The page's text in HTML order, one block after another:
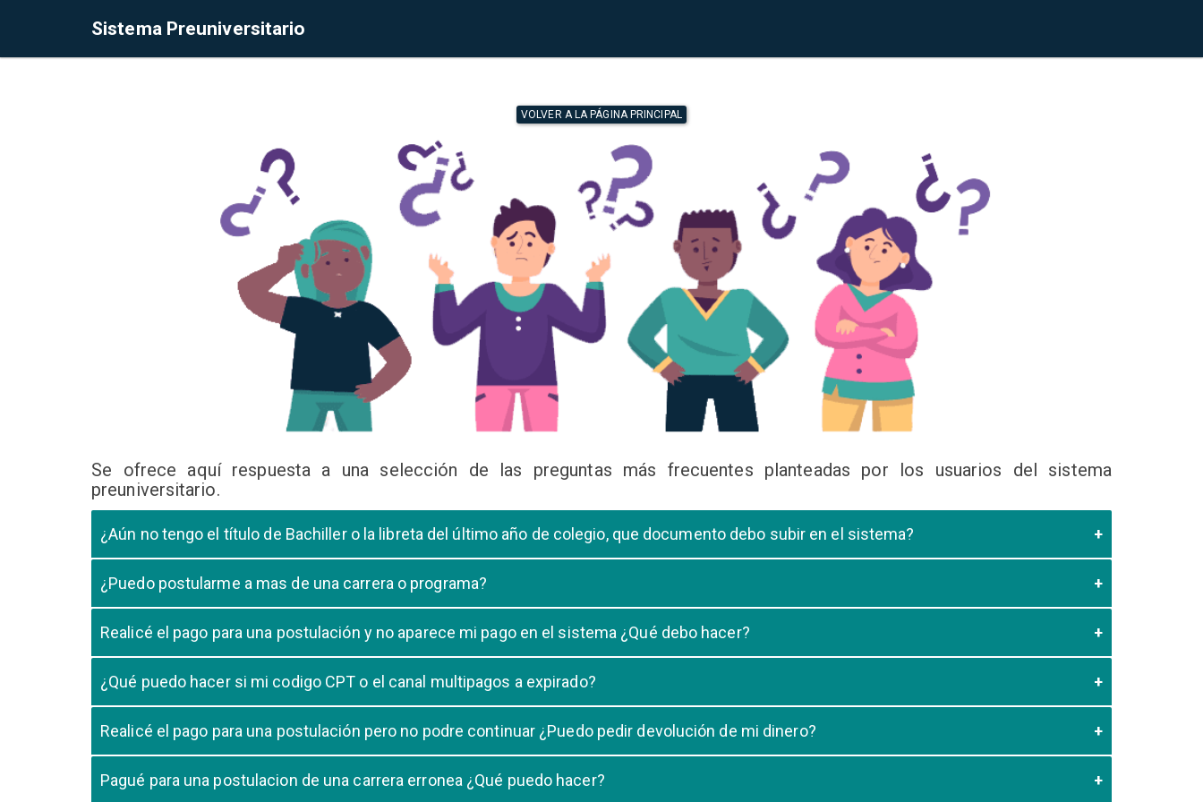
Sistema Preuniversitario
VOLVER A LA PÁGINA PRINCIPAL
Se ofrece aquí respuesta a una selección de las preguntas más frecuentes planteadas por los usuarios del sistema
preuniversitario.
¿Aún no tengo el título de Bachiller o la libreta del último año de colegio, que documento debo subir en el sistema?
cursando el ultimo año.
¿Puedo postularme a mas de una carrera o programa?
Realicé el pago para una postulación y no aparece mi pago en el sistema ¿Qué debo hacer?
pago, debe comunicarse con su unidad de admisión e indicar que no se registró su pago.
¿Qué puedo hacer si mi codigo CPT o el canal multipagos a expirado?
su postulación.
Realicé el pago para una postulación pero no podre continuar ¿Puedo pedir devolución de mi dinero?
Pagué para una postulacion de una carrera erronea ¿Qué puedo hacer?